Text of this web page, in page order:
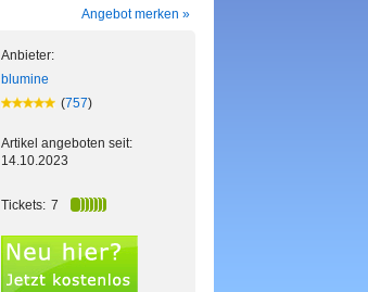
Angebot merken »
Anbieter:
blumine
(757)
Artikel angeboten seit:
14.10.2023
Tickets: 7